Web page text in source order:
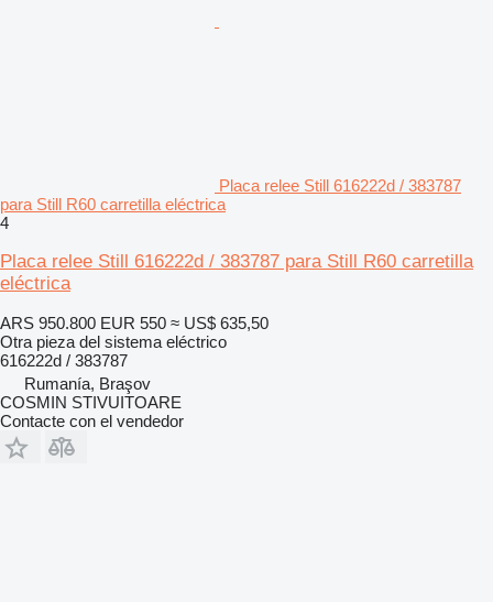
Placa relee Still 616222d / 383787
para Still R60 carretilla eléctrica
4
Placa relee Still 616222d / 383787 para Still R60 carretilla
eléctrica
ARS 950.800 EUR 550 ≈ US$ 635,50
Otra pieza del sistema eléctrico
616222d / 383787
Rumanía, Braşov
COSMIN STIVUITOARE
Contacte con el vendedor